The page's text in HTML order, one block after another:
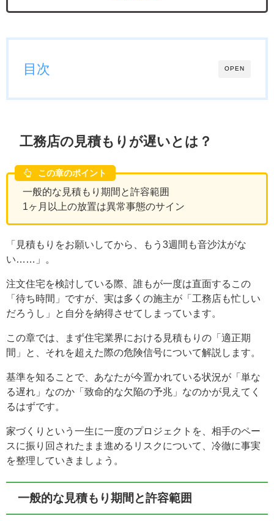
OPEN
目次
工務店の見積もりが遅いとは？
この章のポイント
一般的な見積もり期間と許容範囲
1ヶ月以上の放置は異常事態のサイン
「見積もりをお願いしてから、もう3週間も音沙汰がな
い……」。
注文住宅を検討している際、誰もが一度は直面するこの
「待ち時間」ですが、実は多くの施主が「工務店も忙しい
だろうし」と自分を納得させてしまっています。
この章では、まず住宅業界における見積もりの「適正期
間」と、それを超えた際の危険信号について解説します。
基準を知ることで、あなたが今置かれている状況が「単な
る遅れ」なのか「致命的な欠陥の予兆」なのかが見えてく
るはずです。
家づくりという一生に一度のプロジェクトを、相手のペー
スに振り回されたまま進めるリスクについて、冷徹に事実
を整理していきましょう。
一般的な見積もり期間と許容範囲